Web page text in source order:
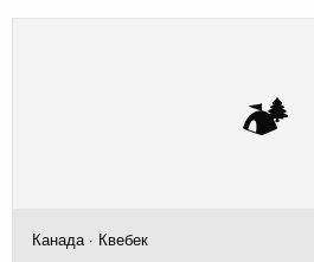
🏕️
Канада · Квебек